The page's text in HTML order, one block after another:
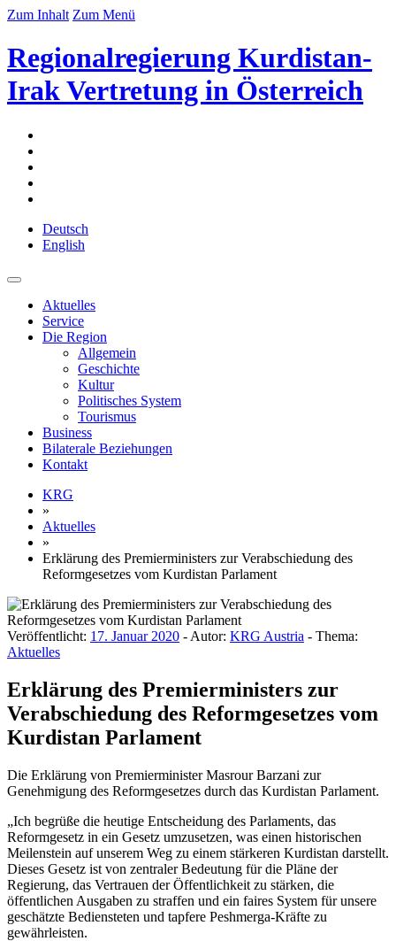
Zum Inhalt Zum Menü
Regionalregierung Kurdistan-
Irak Vertretung in Österreich
Deutsch
English
Aktuelles
Service
Die Region
Allgemein
Geschichte
Kultur
Politisches System
Tourismus
Business
Bilaterale Beziehungen
Kontakt
KRG
»
Aktuelles
»
Erklärung des Premierministers zur Verabschiedung des
Reformgesetzes vom Kurdistan Parlament
Veröffentlicht: 17. Januar 2020 - Autor: KRG Austria - Thema:
Aktuelles
Erklärung des Premierministers zur
Verabschiedung des Reformgesetzes vom
Kurdistan Parlament
Die Erklärung von Premierminister Masrour Barzani zur
Genehmigung des Reformgesetzes durch das Kurdistan Parlament.
„Ich begrüße die heutige Entscheidung des Parlaments, das
Reformgesetz in ein Gesetz umzusetzen, was einen historischen
Meilenstein auf unserem Weg zu einem stärkeren Kurdistan darstellt.
Dieses Gesetz ist von zentraler Bedeutung für die Pläne der
Regierung, das Vertrauen der Öffentlichkeit zu stärken, die
öffentlichen Ausgaben zu straffen und ein faires System für unsere
geschätzte Bediensteten und tapfere Peshmerga-Kräfte zu
gewährleisten.